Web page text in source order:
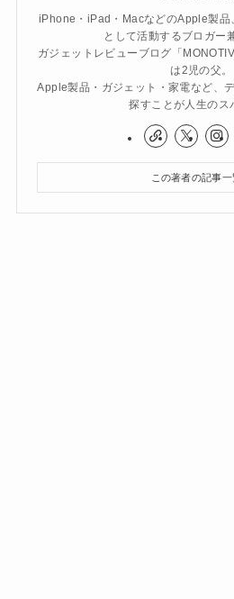
iPhone・iPad・MacなどのApple製品
として活動するブロガー
ガジェットレビューブログ「
は2児の父。
Apple製品・ガジェット・家電など、
探すことが人生のス
この著者の記事一